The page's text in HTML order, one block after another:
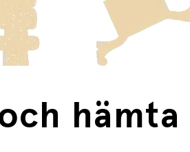
visas i kassan.
för mer än 1500:-
hämta